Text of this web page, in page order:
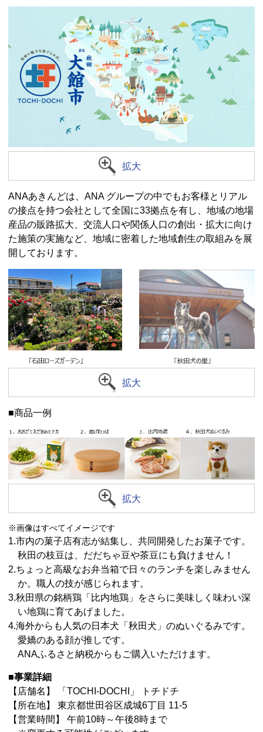
拡大
ANAあきんどは、ANA グループの中でもお客様とリアル
の接点を持つ会社として全国に33拠点を有し、地域の地場
産品の販路拡大、交流人口や関係人口の創出・拡大に向け
た施策の実施など、地域に密着した地域創生の取組みを展
開しております。
拡大
■商品一例
拡大
※画像はすべてイメージです
1.市内の菓子店有志が結集し、共同開発したお菓子です。
秋田の枝豆は、だだちゃ豆や茶豆にも負けません！
2.ちょっと高級なお弁当箱で日々のランチを楽しみません
か。職人の技が感じられます。
3.秋田県の銘柄鶏「比内地鶏」をさらに美味しく味わい深
い地鶏に育てあげました。
4.海外からも人気の日本犬「秋田犬」のぬいぐるみです。
愛嬌のある顔が推しです。
ANAふるさと納税からもご購入いただけます。
■事業詳細
【店舗名】 「TOCHI-DOCHI」 トチドチ
【所在地】 東京都世田谷区成城6丁目 11-5
【営業時間】 午前10時～午後8時まで